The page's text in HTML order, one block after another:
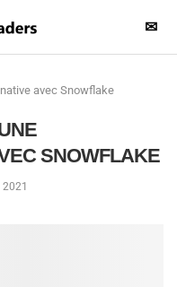
✉
avec Snowflake
SNOWFLAKE